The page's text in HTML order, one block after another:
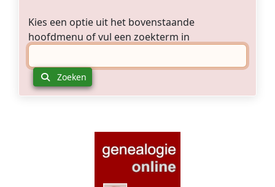
Kies een optie uit het bovenstaande
hoofdmenu of vul een zoekterm in
Zoeken